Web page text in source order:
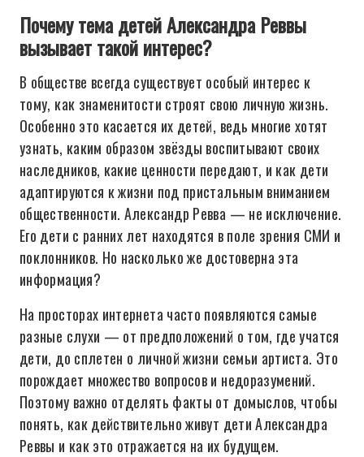
Почему тема детей Александра Реввы
вызывает такой интерес?
В обществе всегда существует особый интерес к
тому, как знаменитости строят свою личную жизнь.
Особенно это касается их детей, ведь многие хотят
узнать, каким образом звёзды воспитывают своих
наследников, какие ценности передают, и как дети
адаптируются к жизни под пристальным вниманием
общественности. Александр Ревва — не исключение.
Его дети с ранних лет находятся в поле зрения СМИ и
поклонников. Но насколько же достоверна эта
информация?
На просторах интернета часто появляются самые
разные слухи — от предположений о том, где учатся
дети, до сплетен о личной жизни семьи артиста. Это
порождает множество вопросов и недоразумений.
Поэтому важно отделять факты от домыслов, чтобы
понять, как действительно живут дети Александра
Реввы и как это отражается на их будущем.